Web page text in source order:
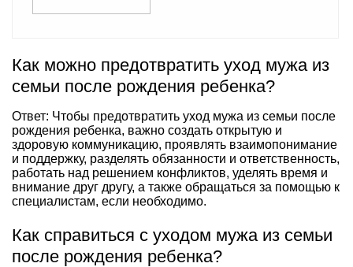
Как можно предотвратить уход мужа из
семьи после рождения ребенка?
Ответ: Чтобы предотвратить уход мужа из семьи после
рождения ребенка, важно создать открытую и
здоровую коммуникацию, проявлять взаимопонимание
и поддержку, разделять обязанности и ответственность,
работать над решением конфликтов, уделять время и
внимание друг другу, а также обращаться за помощью к
специалистам, если необходимо.
Как справиться с уходом мужа из семьи
после рождения ребенка?